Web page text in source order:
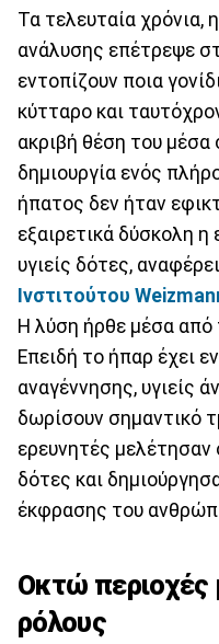
Τα τελευταία χρόνια,
ανάλυσης επέτρεψε
εντοπίζουν ποια
κύτταρο και
ακριβή θέση του μέσα
δημιουργία ενός
ήπατος δεν ήταν
εξαιρετικά δύσκολη
υγιείς δότες,
Ινστιτούτου
Η λύση ήρθε μέσα
Επειδή το ήπαρ έχει
αναγέννησης, υγιείς
δωρίσουν σημαντικό
ερευνητές μελέτησαν
δότες και
έκφρασης του
Οκτώ περιοχές
ρόλους